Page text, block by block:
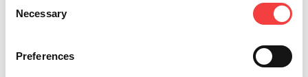
Selection
Necessary
Preferences